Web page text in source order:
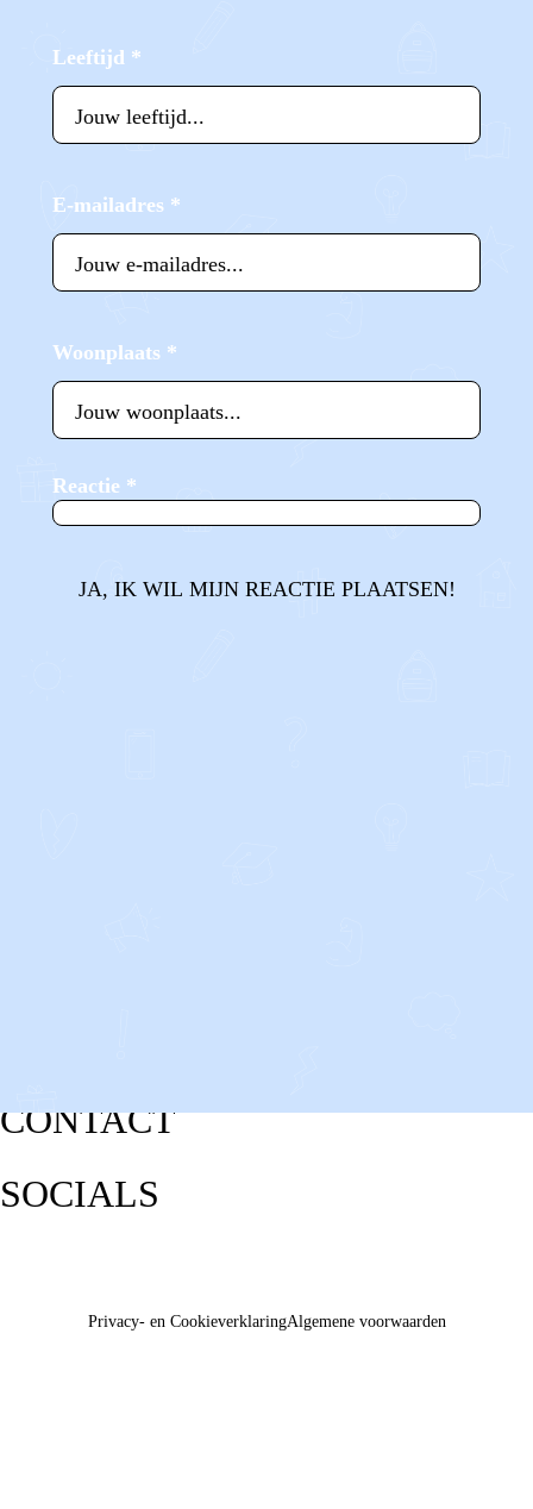
Leeftijd *
E-mailadres *
Woonplaats *
Reactie *
JA, IK WIL MIJN REACTIE PLAATSEN!
CONTACT
SOCIALS
Privacy- en CookieverklaringAlgemene voorwaarden